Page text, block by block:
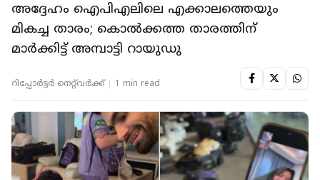
അദ്ദേഹം ഐപിഎലിലെ എക്കാലത്തെയും
മികച്ച താരം; കൊല്‍ക്കത്ത താരത്തിന്
മാര്‍ക്കിട്ട് അമ്പാട്ടി റായുഡു
റിപ്പോർട്ടർ നെറ്റ്‌വര്‍ക്ക്‌ 1 min read